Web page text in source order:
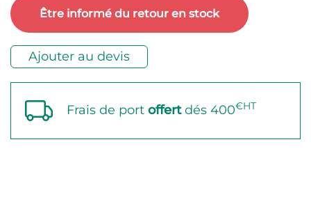
Être informé du retour en stock
Ajouter au devis
Frais de port offertdés 400€HT